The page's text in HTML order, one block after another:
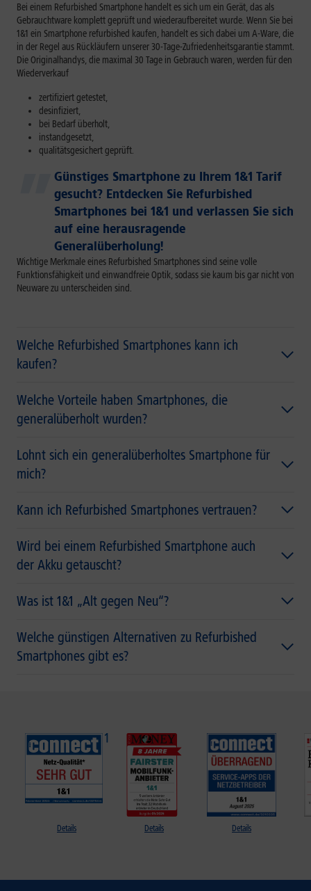
Bei einem Refurbished Smartphone handelt es sich um ein Gerät, das als
Gebrauchtware komplett geprüft und wiederaufbereitet wurde. Wenn Sie bei
1&1 ein Smartphone refurbished kaufen, handelt es sich dabei um A-Ware, die
in der Regel aus Rückläufern unserer 30-Tage-Zufriedenheitsgarantie stammt.
Die Originalhandys, die maximal 30 Tage in Gebrauch waren, werden für den
Wiederverkauf
zertifiziert getestet,
desinfiziert,
bei Bedarf überholt,
instandgesetzt,
qualitätsgesichert geprüft.
Günstiges Smartphone zu Ihrem 1&1 Tarif
gesucht? Entdecken Sie Refurbished
Smartphones bei 1&1 und verlassen Sie sich
auf eine herausragende
Generalüberholung!
Wichtige Merkmale eines Refurbished Smartphones sind seine volle
Funktionsfähigkeit und einwandfreie Optik, sodass sie kaum bis gar nicht von
Neuware zu unterscheiden sind.
Welche Refurbished Smartphones kann ich
kaufen?
Welche Vorteile haben Smartphones, die
generalüberholt wurden?
Lohnt sich ein generalüberholtes Smartphone für
mich?
Kann ich Refurbished Smartphones vertrauen?
Wird bei einem Refurbished Smartphone auch
der Akku getauscht?
Was ist 1&1 „Alt gegen Neu“?
Welche günstigen Alternativen zu Refurbished
Smartphones gibt es?
Details Details Details